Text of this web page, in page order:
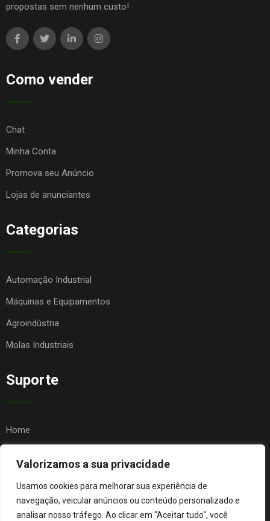
Valorizamos a sua privacidade
Usamos cookies para melhorar sua experiência de
navegação, veicular anúncios ou conteúdo personalizado e
analisar nosso tráfego. Ao clicar em "Aceitar tudo", você
propostas sem nenhum custo!
Como vender
Chat
Minha Conta
Promova seu Anúncio
Lojas de anunciantes
Categorias
Automação Industrial
Máquinas e Equipamentos
Agroindústria
Molas Industriais
Suporte
Home